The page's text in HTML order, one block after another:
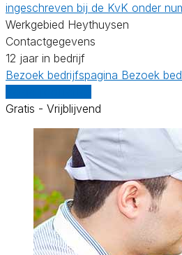
ingeschreven bij de KvK onder
Werkgebied Heythuysen
Contactgegevens
12 jaar in bedrijf
Bezoek bedrijfspagina Bezoek
Gratis - Vrijblijvend